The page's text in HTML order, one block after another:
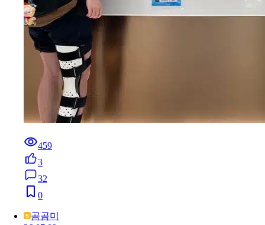
459
3
32
0
곰곰미